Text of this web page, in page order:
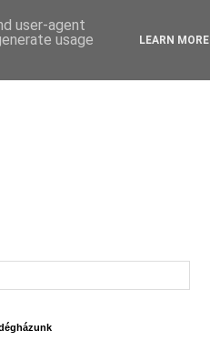
user-agent
usage
LEARN MORE